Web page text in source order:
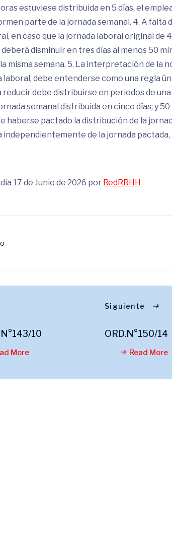
estuviese distribuida en 5 días, el
parte de la jornada semanal. 4. A falta
en caso que la jornada laboral original de
disminuir en tres días al menos 50
misma semana. 5. La interpretación de la
laboral, debe entenderse como una regla
reducir debe distribuirse en periodos de
semanal distribuida en cinco días; y 50
haberse pactado la distribución de la
independientemente de la jornada
17 de Junio de 2026 por RedRRHH
10
More
Siguiente
ORD.N°150/14
Read More